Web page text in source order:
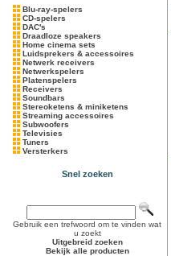
Blu-ray-spelers
CD-spelers
DAC's
Draadloze speakers
Home cinema sets
Luidsprekers & accessoires
Netwerk receivers
Netwerkspelers
Platenspelers
Receivers
Soundbars
Stereoketens & miniketens
Streaming accessoires
Subwoofers
Televisies
Tuners
Versterkers
Snel zoeken
Gebruik een trefwoord om te vinden wat
u zoekt
Uitgebreid zoeken
Bekijk alle producten